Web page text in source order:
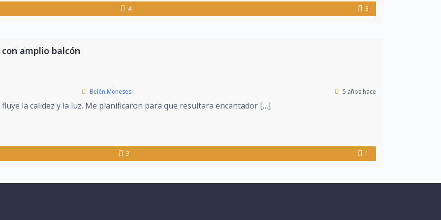
4 3
amplio balcón
Belén Meneses 5 años hace
la calidez y la luz. Me planificaron para que resultara encantador […]
3 1